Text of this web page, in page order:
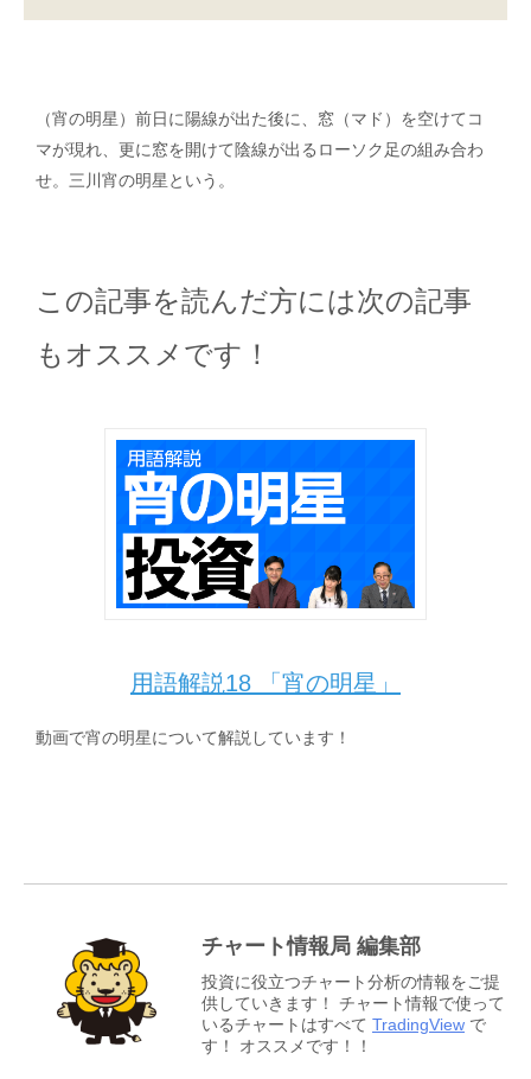
（宵の明星）前日に陽線が出た後に、窓（マド）を空けてコ
マが現れ、更に窓を開けて陰線が出るローソク足の組み合わ
せ。三川宵の明星という。
この記事を読んだ方には次の記事
もオススメです！
用語解説18 「宵の明星」
動画で宵の明星について解説しています！
チャート情報局 編集部
投資に役立つチャート分析の情報をご提
供していきます！ チャート情報で使って
いるチャートはすべて TradingView で
す！ オススメです！！